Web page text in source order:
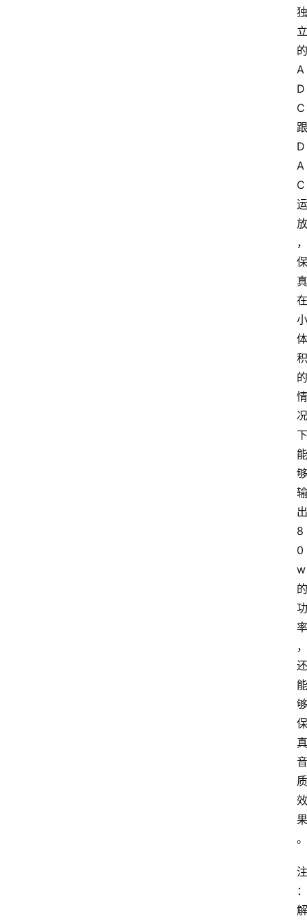
独
立
的
A
D
C
跟
D
A
C
运
放
，
保
真
在
小
体
积
的
情
况
下
能
够
输
出
8
0
w
的
功
率
，
还
能
够
保
真
音
质
效
果
。
注
：
解